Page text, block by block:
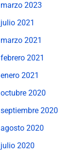
marzo 2023
julio 2021
marzo 2021
febrero 2021
enero 2021
octubre 2020
septiembre 2020
agosto 2020
julio 2020